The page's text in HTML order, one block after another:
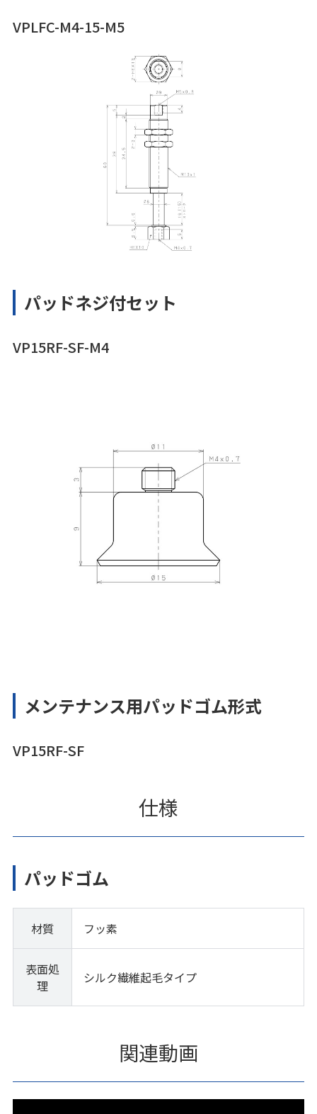
VPLFC-M4-15-M5
パッドネジ付セット
VP15RF-SF-M4
メンテナンス用パッドゴム形式
VP15RF-SF
仕様
パッドゴム
材質 フッ素
表面処
理
シルク繊維起毛タイプ
関連動画